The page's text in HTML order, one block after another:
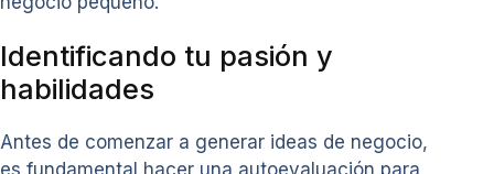
Identificando tu pasión y
habilidades
Antes de comenzar a generar ideas de negocio,